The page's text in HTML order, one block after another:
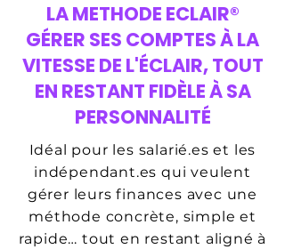
LA METHODE ECLAIR®
GÉRER SES COMPTES À LA
VITESSE DE L'ÉCLAIR, TOUT
EN RESTANT FIDÈLE À SA
PERSONNALITÉ
Idéal pour les salarié.es et les
indépendant.es qui veulent
gérer leurs finances avec une
méthode concrète, simple et
rapide… tout en restant aligné à